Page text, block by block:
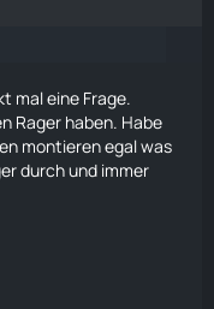
mal eine Frage.
Rager haben. Habe
montieren egal was
durch und immer